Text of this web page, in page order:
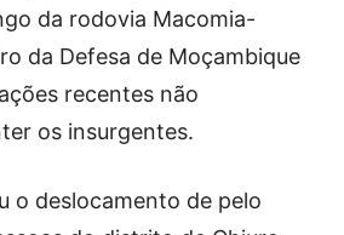
da rodovia Macomia-
da Defesa de Moçambique
recentes não
os insurgentes.
o deslocamento de pelo